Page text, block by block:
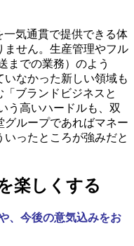
気通貫で提供できる体
ません。生産管理やフル
までの業務）のよう
なかった新しい領域も
ブランドビジネスと
う高いハードルも、双
ループであればマネー
ったところが強みだと
楽しくする
、今後の意気込みをお